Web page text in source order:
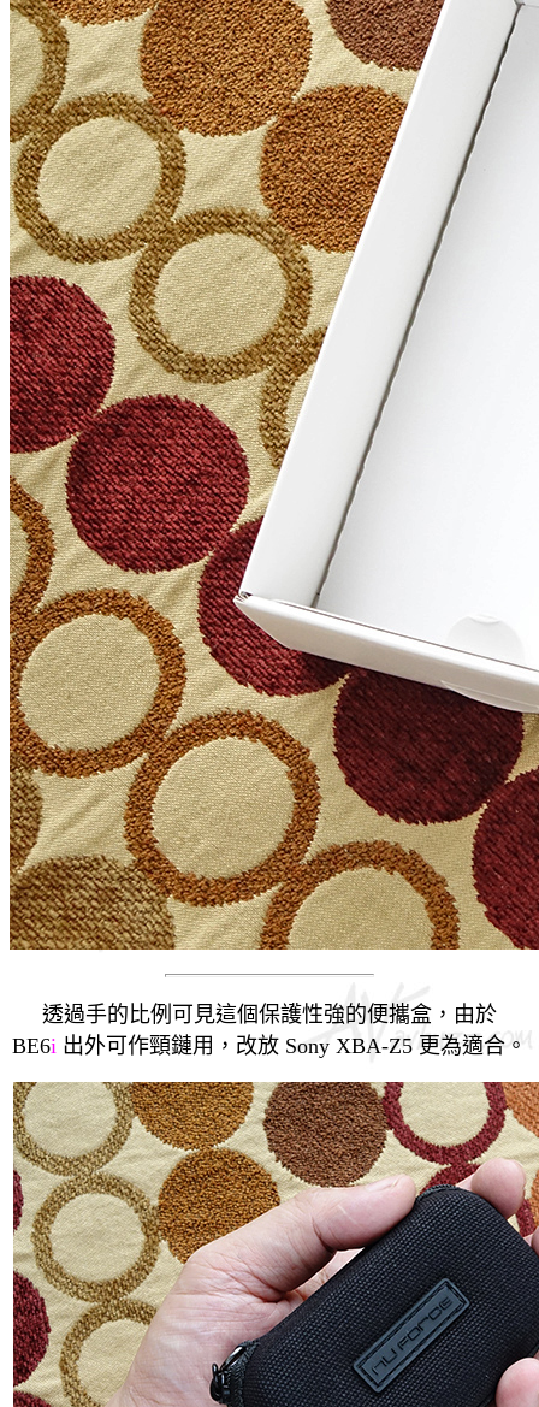
透過手的比例可見這個保護性強的便攜盒，由於
BE6i 出外可作頸鏈用，改放 Sony XBA-Z5 更為適合。